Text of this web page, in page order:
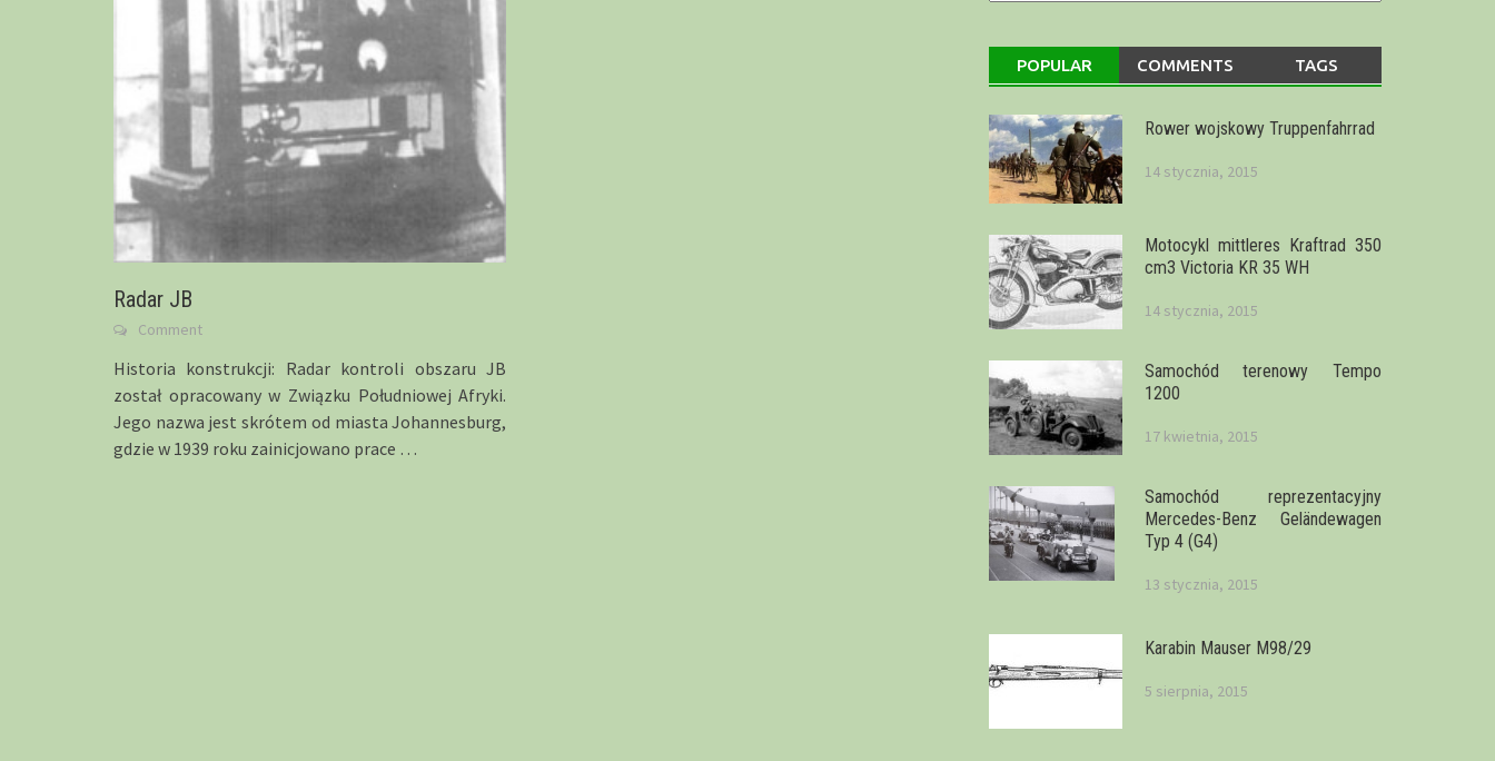
Radar JB
Comment
Historia konstrukcji: Radar kontroli obszaru JB
został opracowany w Związku Południowej Afryki.
Jego nazwa jest skrótem od miasta Johannesburg,
gdzie w 1939 roku zainicjowano prace …
POPULAR COMMENTS TAGS
Rower wojskowy Truppenfahrrad
14 stycznia, 2015
Motocykl mittleres Kraftrad 350
cm3 Victoria KR 35 WH
14 stycznia, 2015
Samochód terenowy Tempo
1200
17 kwietnia, 2015
Samochód reprezentacyjny
Mercedes-Benz Geländewagen
Typ 4 (G4)
13 stycznia, 2015
Karabin Mauser M98/29
5 sierpnia, 2015